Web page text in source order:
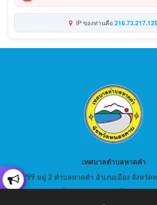
IP ของท่านคือ
เทศบาลตำบลหาดคำ
999 หมู่ 2 ตำบลหาดคำ อำเภอเมือง จังหวัด